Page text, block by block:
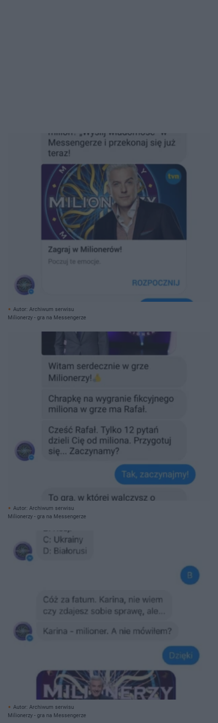
Autor: Archiwum serwisu
Milionerzy - gra na Messengerze
Autor: Archiwum serwisu
Milionerzy - gra na Messengerze
Autor: Archiwum serwisu
Milionerzy - gra na Messengerze